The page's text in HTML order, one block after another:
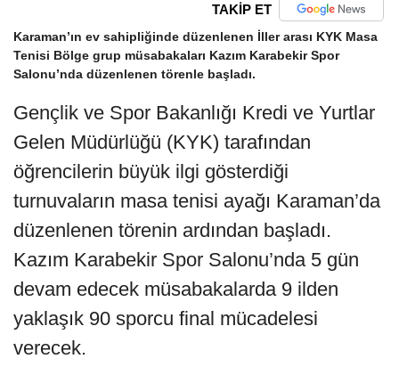
TAKİP ET
Karaman’ın ev sahipliğinde düzenlenen İller arası KYK Masa
Tenisi Bölge grup müsabakaları Kazım Karabekir Spor
Salonu’nda düzenlenen törenle başladı.
Gençlik ve Spor Bakanlığı Kredi ve Yurtlar
Gelen Müdürlüğü (KYK) tarafından
öğrencilerin büyük ilgi gösterdiği
turnuvaların masa tenisi ayağı Karaman’da
düzenlenen törenin ardından başladı.
Kazım Karabekir Spor Salonu’nda 5 gün
devam edecek müsabakalarda 9 ilden
yaklaşık 90 sporcu final mücadelesi
verecek.